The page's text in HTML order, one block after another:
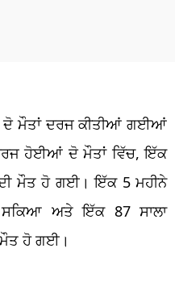
ਦੋ ਮੌਤਾਂ ਦਰਜ ਕੀਤੀਆਂ ਗਈਆਂ
ਹੋਈਆਂ ਦੋ ਮੌਤਾਂ ਵਿੱਚ, ਇੱਕ
ਮੌਤ ਹੋ ਗਈ। ਇੱਕ 5 ਮਹੀਨੇ
ਅਤੇ ਇੱਕ 87 ਸਾਲਾ
ਮੌਤ ਹੋ ਗਈ।